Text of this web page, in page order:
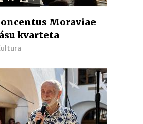
Moraviae
kvarteta